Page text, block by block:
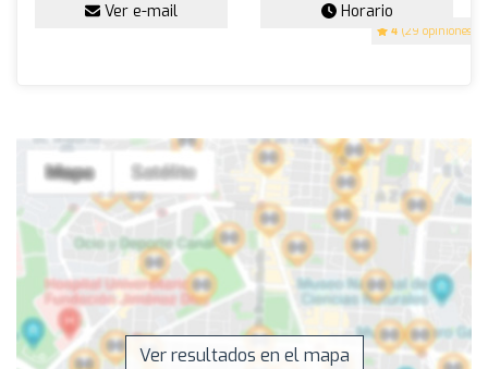
4 (29 opiniones)
Ver e-mail Horario
Ver resultados en el mapa